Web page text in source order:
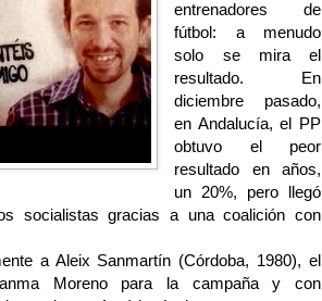
entrenadores de
fútbol: a menudo
solo se mira el
resultado. En
diciembre pasado,
en Andalucía, el PP
obtuvo el peor
resultado en años,
un 20%, pero llegó
socialistas gracias a una coalición con
a Aleix Sanmartín (Córdoba, 1980), el
Moreno para la campaña y con